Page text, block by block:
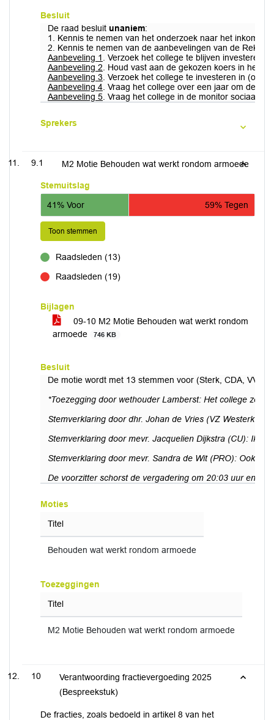
Besluit
De raad besluit unaniem:
1. Kennis te nemen van het onderzoek naar het
2. Kennis te nemen van de aanbevelingen van de
Aanbeveling 1
. Verzoek het college te blijven investeren
Aanbeveling 2 . Houd vast aan de gekozen koers in het
Aanbeveling 3 . Verzoek het college te investeren in
Aanbeveling 4 . Vraag het college over een jaar om de
Aanbeveling 5 . Vraag het college in de monitor sociaal
Sprekers
9.1 M2 Motie Behouden wat werkt rondom armoede
Stemuitslag
41% Voor
59% Tegen
Toon stemmen
Raadsleden (13)
Raadsleden (19)
Bijlagen
09-10 M2 Motie Behouden wat werkt rondom
armoede
746 KB
Besluit
De motie wordt met 13 stemmen voor (Sterk, CDA, VVD
*Toezegging door wethouder Lamberst: Het college
Stemverklaring door dhr. Johan de Vries (VZ
Stemverklaring door mevr. Jacquelien Dijkstra (CU): Ik
Stemverklaring door mevr. Sandra de Wit (PRO): Ook
De voorzitter schorst de vergadering om 20:03 uur en
Moties
Titel
Behouden wat werkt rondom armoede
Toezeggingen
Titel
M2 Motie Behouden wat werkt rondom armoede
10
Verantwoording fractievergoeding 2025
(Bespreekstuk)
De fracties, zoals bedoeld in artikel 8 van het